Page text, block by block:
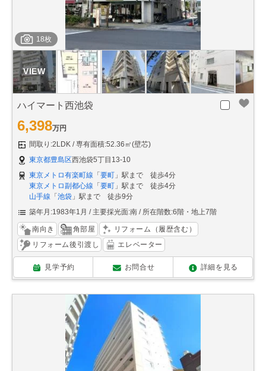
18枚
ハイマート西池袋
6,398万円
間取り:2LDK
専有面積:52.36㎡(壁芯)
東京都豊島区西池袋5丁目13-10
東京メトロ有楽町線 「要町 」駅まで 徒歩4分
東京メトロ副都心線 「要町 」駅まで 徒歩4分
山手線 「池袋 」駅まで 徒歩9分
築年月:1983年1月
主要採光面:南 所在階数:6階・地上7階
南向き 角部屋
リフォーム（履歴含む）
リフォーム後引渡し
エレベーター
見学予約 お問合せ 詳細を見る